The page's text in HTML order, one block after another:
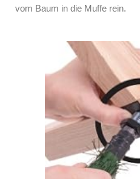
vom Baum in die Muffe rein.